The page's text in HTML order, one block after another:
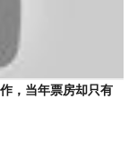
，当年票房却只有